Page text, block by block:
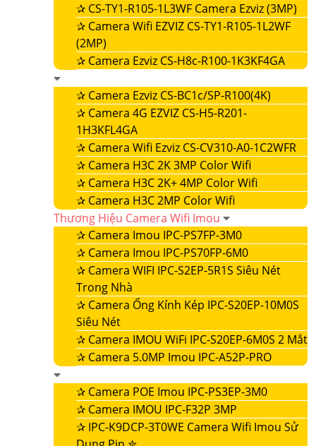
✰ CS-TY1-R105-1L3WF Camera Ezviz (3MP)
✰ Camera Wifi EZVIZ CS-TY1-R105-1L2WF
(2MP)
✰ Camera Ezviz CS-H8c-R100-1K3KF4GA
✰ Camera Ezviz CS-BC1c/SP-R100(4K)
✰ Camera 4G EZVIZ CS-H5-R201-
1H3KFL4GA
✰ Camera Wifi Ezviz CS-CV310-A0-1C2WFR
✰ Camera H3C 2K 3MP Color Wifi
✰ Camera H3C 2K+ 4MP Color Wifi
✰ Camera H3C 2MP Color Wifi
Thương Hiệu Camera Wifi Imou
✰ Camera Imou IPC-PS7FP-3M0
✰ Camera Imou IPC-PS70FP-6M0
✰ Camera WIFI IPC-S2EP-5R1S Siêu Nét
Trong Nhà
✰ Camera Ống Kính Kép IPC-S20EP-10M0S
Siêu Nét
✰ Camera IMOU WiFi IPC-S20EP-6M0S 2 Mắt
✰ Camera 5.0MP Imou IPC-A52P-PRO
✰ Camera POE Imou IPC-PS3EP-3M0
✰ Camera IMOU IPC-F32P 3MP
✰ IPC-K9DCP-3T0WE Camera Wifi Imou Sử